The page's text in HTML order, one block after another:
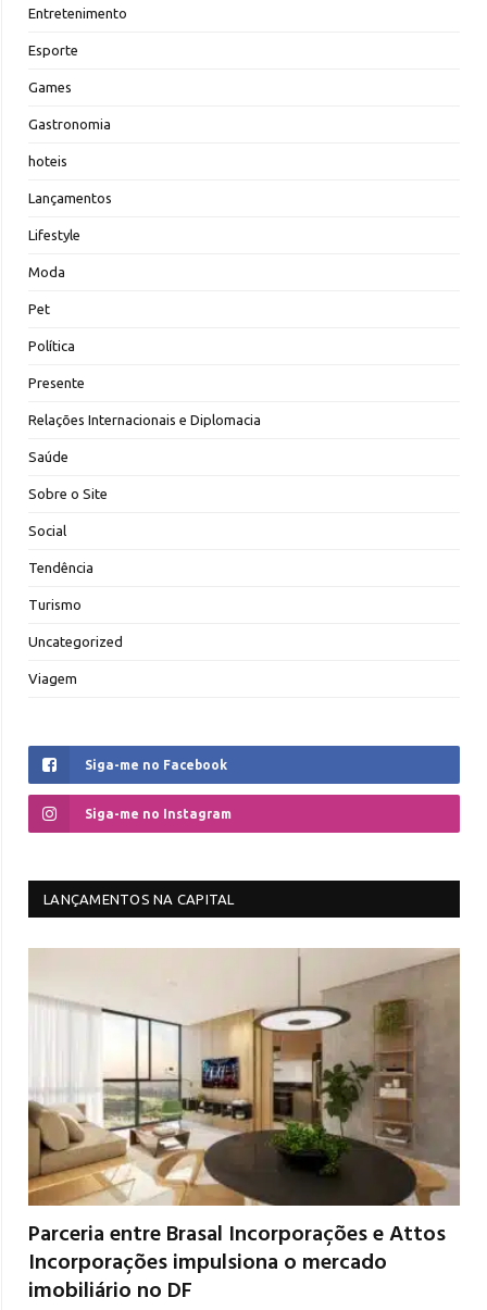
Entretenimento
Esporte
Games
Gastronomia
hoteis
Lançamentos
Lifestyle
Moda
Pet
Política
Presente
Relações Internacionais e Diplomacia
Saúde
Sobre o Site
Social
Tendência
Turismo
Uncategorized
Viagem
Siga-me no Facebook
Siga-me no Instagram
LANÇAMENTOS NA CAPITAL
Parceria entre Brasal Incorporações e Attos
Incorporações impulsiona o mercado
imobiliário no DF